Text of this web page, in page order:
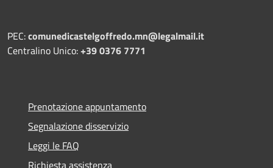
PEC:comunedicastelgoffredo.mn@legalmail.it
Centralino Unico:+39 0376 7771
Prenotazione appuntamento
Segnalazione disservizio
Leggi le FAQ
Richiesta assistenza